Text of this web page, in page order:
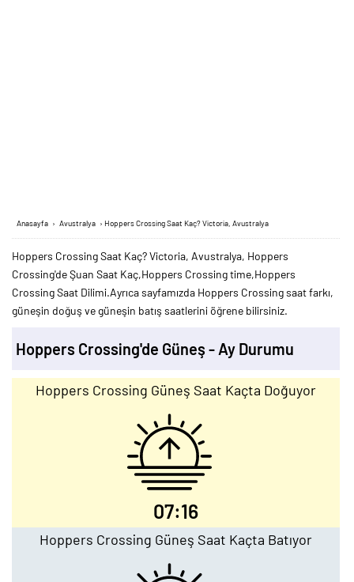
Anasayfa › Avustralya › Hoppers Crossing Saat Kaç? Victoria, Avustralya
Hoppers Crossing Saat Kaç? Victoria, Avustralya, Hoppers
Crossing'de Şuan Saat Kaç,Hoppers Crossing time,Hoppers
Crossing Saat Dilimi.Ayrıca sayfamızda Hoppers Crossing saat farkı,
güneşin doğuş ve güneşin batış saatlerini öğrene bilirsiniz.
Hoppers Crossing'de Güneş - Ay Durumu
Hoppers Crossing Güneş Saat Kaçta Doğuyor
07:16
Hoppers Crossing Güneş Saat Kaçta Batıyor